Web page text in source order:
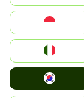
South Korea